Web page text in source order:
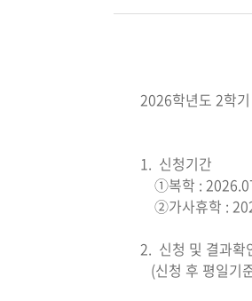
2026학년도 2학
1. 신청기간
①복학 :
②가사휴학 :
2. 신청 및 결과
(신청 후 평일기